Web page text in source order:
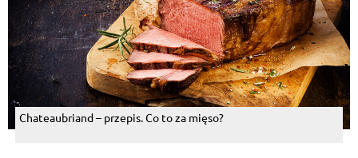
Chateaubriand – przepis. Co to za mięso?